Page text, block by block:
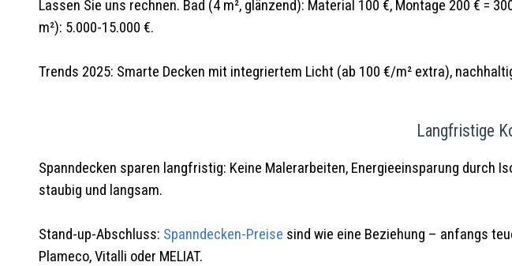
Lassen Sie uns rechnen. Bad (4 m², glänzend): Material 100 €, Montage 200 € =
m²): 5.000-15.000 €.
Trends 2025: Smarte Decken mit integriertem Licht (ab 100 €/m² extra),
Langfristige
Spanndecken sparen langfristig: Keine Malerarbeiten, Energieeinsparung durch
staubig und langsam.
Stand-up-Abschluss: Spanndecken-Preise sind wie eine Beziehung – anfangs
Plameco, Vitalli oder MELIAT.